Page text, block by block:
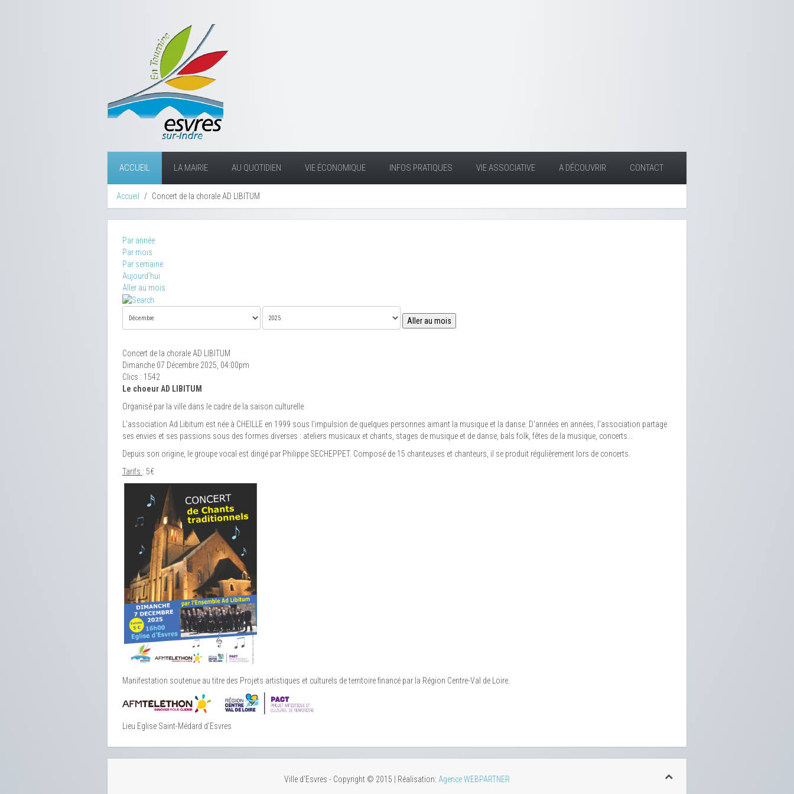
ACCUEIL LA MAIRIE AU QUOTIDIEN VIE ÉCONOMIQUE INFOS PRATIQUES VIE ASSOCIATIVE A DÉCOUVRIR CONTACT
Accueil Concert de la chorale AD LIBITUM
Par année
Par mois
Par semaine
Aujourd'hui
Aller au mois
Aller au mois
Concert de la chorale AD LIBITUM
Dimanche 07 Décembre 2025, 04:00pm
Clics : 1542
Le choeur AD LIBITUM
Organisé par la ville dans le cadre de la saison culturelle
L'association Ad Libitum est née à CHEILLE en 1999 sous l'impulsion de quelques personnes aimant la musique et la danse. D'années en années, l'association partage
ses envies et ses passions sous des formes diverses : ateliers musicaux et chants, stages de musique et de danse, bals folk, fêtes de la musique, concerts...
Depuis son origine, le groupe vocal est dirigé par Philippe SECHEPPET. Composé de 15 chanteuses et chanteurs, il se produit régulièrement lors de concerts.
Tarifs : 5€
Manifestation soutenue au titre des Projets artistiques et culturels de territoire financé par la Région Centre-Val de Loire.
Lieu Eglise Saint-Médard d’Esvres
Ville d'Esvres - Copyright © 2015 | Réalisation: Agence WEBPARTNER